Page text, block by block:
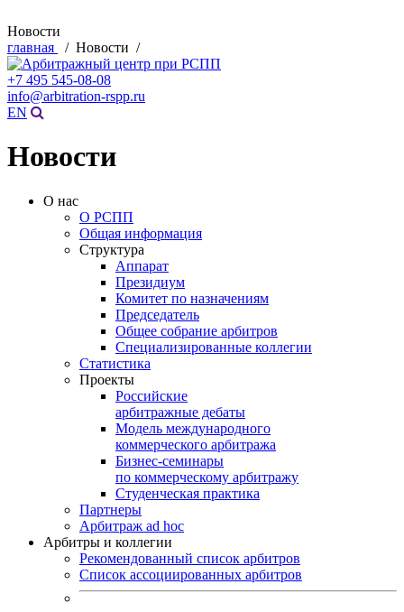
Новости
главная
/ Новости /
+7 495 545-08-08
info@arbitration-rspp.ru
EN
Новости
О нас
О РСПП
Общая информация
Структура
Аппарат
Президиум
Комитет по назначениям
Председатель
Общее собрание арбитров
Специализированные коллегии
Статистика
Проекты
Российские
арбитражные дебаты
Модель международного
коммерческого арбитража
Бизнес-семинары
по коммерческому арбитражу
Студенческая практика
Партнеры
Арбитраж ad hoc
Арбитры и коллегии
Рекомендованный список арбитров
Список ассоциированных арбитров